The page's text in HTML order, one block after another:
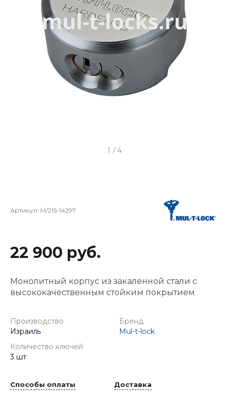
1 /4
Артикул: M/215-14297
22 900 руб.
Монолитный корпус из закаленной стали с
высококачественным стойким покрытием
Производство
Израиль
Бренд
Mul-t-lock
Количество ключей
3 шт
Способы оплаты Доставка